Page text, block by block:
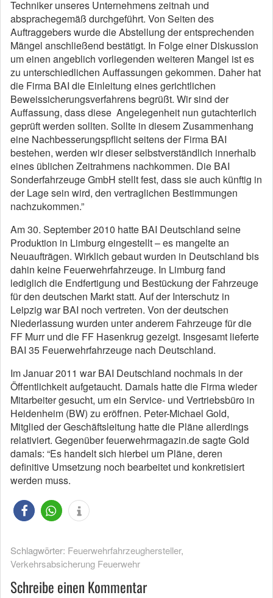
Techniker unseres Unternehmens zeitnah und
absprachegemäß durchgeführt. Von Seiten des
Auftraggebers wurde die Abstellung der entsprechenden
Mängel anschließend bestätigt. In Folge einer Diskussion
um einen angeblich vorliegenden weiteren Mangel ist es
zu unterschiedlichen Auffassungen gekommen. Daher hat
die Firma BAI die Einleitung eines gerichtlichen
Beweissicherungsverfahrens begrüßt. Wir sind der
Auffassung, dass diese Angelegenheit nun gutachterlich
geprüft werden sollten. Sollte in diesem Zusammenhang
eine Nachbesserungspflicht seitens der Firma BAI
bestehen, werden wir dieser selbstverständlich innerhalb
eines üblichen Zeitrahmens nachkommen. Die BAI
Sonderfahrzeuge GmbH stellt fest, dass sie auch künftig in
der Lage sein wird, den vertraglichen Bestimmungen
nachzukommen.”
Am 30. September 2010 hatte BAI Deutschland seine
Produktion in Limburg eingestellt – es mangelte an
Neuaufträgen. Wirklich gebaut wurden in Deutschland bis
dahin keine Feuerwehrfahrzeuge. In Limburg fand
lediglich die Endfertigung und Bestückung der Fahrzeuge
für den deutschen Markt statt. Auf der Interschutz in
Leipzig war BAI noch vertreten. Von der deutschen
Niederlassung wurden unter anderem Fahrzeuge für die
FF Murr und die FF Hasenkrug gezeigt. Insgesamt lieferte
BAI 35 Feuerwehrfahrzeuge nach Deutschland.
Im Januar 2011 war BAI Deutschland nochmals in der
Öffentlichkeit aufgetaucht. Damals hatte die Firma wieder
Mitarbeiter gesucht, um ein Service- und Vertriebsbüro in
Heidenheim (BW) zu eröffnen. Peter-Michael Gold,
Mitglied der Geschäftsleitung hatte die Pläne allerdings
relativiert. Gegenüber feuerwehrmagazin.de sagte Gold
damals: “Es handelt sich hierbei um Pläne, deren
definitive Umsetzung noch bearbeitet und konkretisiert
werden muss.
Schlagwörter: Feuerwehrfahrzeughersteller,
Verkehrsabsicherung Feuerwehr
Schreibe einen Kommentar